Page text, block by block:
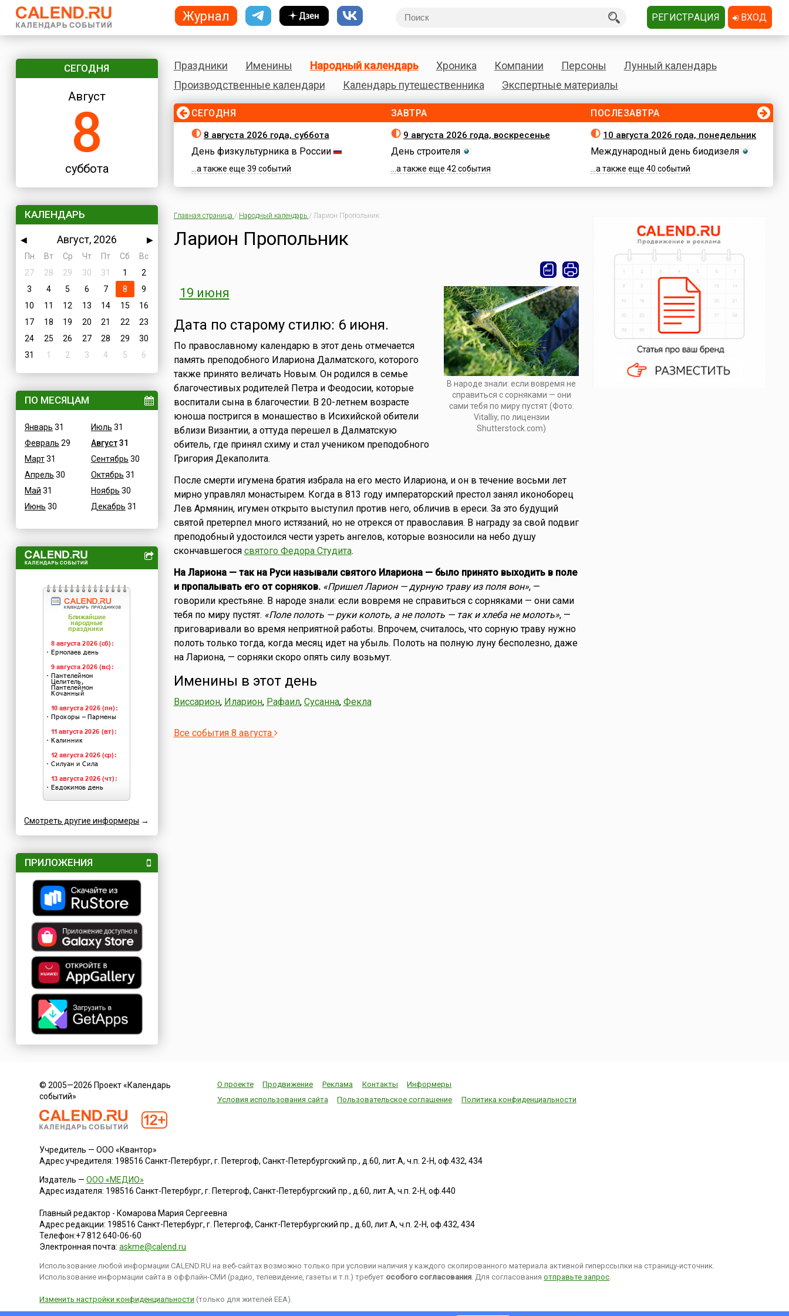
СЕГОДНЯ
Август
8
суббота
КАЛЕНДАРЬ
◀ Август, 2026
▶
Пн
Вт Ср Чт Пт Сб
Вс
27
28 29 30 31 1
2
3
4 5 6 7 8
9
10
11 12 13 14 15
16
17
18 19 20 21 22
23
24
25 26 27 28 29
30
31
1 2 3 4 5 6
ПО МЕСЯЦАМ
Январь 31
Февраль 29
Март31
Апрель 30
Май 31
Июнь 30
Июль 31
Август31
Сентябрь 30
Октябрь 31
Ноябрь 30
Декабрь 31
Смотреть другие информеры →
ПРИЛОЖЕНИЯ
Праздники Именины Народный календарь Хроника Компании Персоны
Лунный календарь
Производственные календари
Календарь путешественника Экспертные материалы
СЕГОДНЯ
8 августа 2026 года, суббота
День физкультурника в России
...а также еще 39 событий
ЗАВТРА
9 августа 2026 года, воскресенье
День строителя
...а также еще 42 события
ПОСЛЕЗАВТРА
10 августа 2026 года, понедельник
Международный день биодизеля
...а также еще 40 событий
Главная страница / Народный календарь / Ларион Пропольник
Ларион Пропольник
В народе знали: если вовремя не
справиться с сорняками — они
сами тебя по миру пустят (Фото:
Vitalliy, по лицензии
Shutterstock.com)
19 июня
Дата по старому стилю: 6 июня.
По православному календарю в этот день отмечается
память преподобного Илариона Далматского, которого
также принято величать Новым. Он родился в семье
благочестивых родителей Петра и Феодосии, которые
воспитали сына в благочестии. В 20-летнем возрасте
юноша постригся в монашество в Исихийской обители
вблизи Византии, а оттуда перешел в Далматскую
обитель, где принял схиму и стал учеником преподобного
Григория Декаполита.
После смерти игумена братия избрала на его место Илариона, и он в течение восьми лет
мирно управлял монастырем. Когда в 813 году императорский престол занял иконоборец
Лев Армянин, игумен открыто выступил против него, обличив в ереси. За это будущий
святой претерпел много истязаний, но не отрекся от православия. В награду за свой подвиг
преподобный удостоился чести узреть ангелов, которые возносили на небо душу
скончавшегося святого Федора Студита.
На Лариона — так на Руси называли святого Илариона — было принято выходить в поле
и пропалывать его от сорняков. «Пришел Ларион — дурную траву из поля вон», —
говорили крестьяне. В народе знали: если вовремя не справиться с сорняками — они сами
тебя по миру пустят. «Поле полоть — руки колоть, а не полоть — так и хлеба не молоть», —
приговаривали во время неприятной работы. Впрочем, считалось, что сорную траву нужно
полоть только тогда, когда месяц идет на убыль. Полоть на полную луну бесполезно, даже
на Лариона, — сорняки скоро опять силу возьмут.
Именины в этот день
Виссарион, Иларион, Рафаил, Сусанна, Фекла
Все события 8 августа
© 2005—2026 Проект «Календарь
событий»
О проекте Продвижение Реклама Контакты
Информеры
Условия использования сайта
Пользовательское соглашение Политика конфиденциальности
Учредитель — ООО «Квантор»
Адрес учредителя: 198516 Санкт-Петербург, г. Петергоф, Санкт-Петербургский пр., д.60, лит.А, ч.п. 2-Н, оф.432, 434
Издатель —ООО «МЕДИО»
Адрес издателя: 198516 Санкт-Петербург, г. Петергоф, Санкт-Петербургский пр., д.60, лит.А, ч.п. 2-Н, оф.440
Главный редактор - Комарова Мария Сергеевна
Адрес редакции: 198516 Санкт-Петербург, г. Петергоф,Санкт-Петербургский пр., д.60, лит.А, ч.п. 2-Н, оф.432, 434
Телефон:+7 812 640-06-60
Электронная почта:askme@calend.ru
Использование любой информации CALEND.RU на веб-сайтах возможно только при условии наличия у каждого скопированного материала активной гиперссылки на страницу-источник.
Использование информации сайта в оффлайн-СМИ (радио, телевидение, газеты и т.п.) требует особого согласования. Для согласованияотправьте запрос.
Изменить настройки конфиденциальности (только для жителей EEA).
Журнал РЕГИСТРАЦИЯ ВХОД